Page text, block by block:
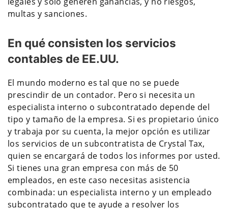
multas y sanciones.
En qué consisten los servicios
contables de EE.UU.
El mundo moderno es tal que no se puede
prescindir de un contador. Pero si necesita un
especialista interno o subcontratado depende del
tipo y tamaño de la empresa. Si es propietario único
y trabaja por su cuenta, la mejor opción es utilizar
los servicios de un subcontratista de Crystal Tax,
quien se encargará de todos los informes por usted.
Si tienes una gran empresa con más de 50
empleados, en este caso necesitas asistencia
combinada: un especialista interno y un empleado
subcontratado que te ayude a resolver los